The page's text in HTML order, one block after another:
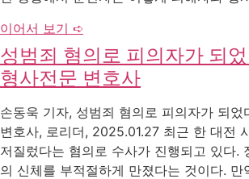
이어서 보기 ➪
성범죄 혐의로 피의자가 되었
형사전문 변호사
손동욱 기자, 성범죄 혐의로 피의자가 되었
변호사, 로리더, 2025.01.27 최근 한 대전
저질렀다는 혐의로 수사가 진행되고 있다.
의 신체를 부적절하게 만졌다는 것이다. 만